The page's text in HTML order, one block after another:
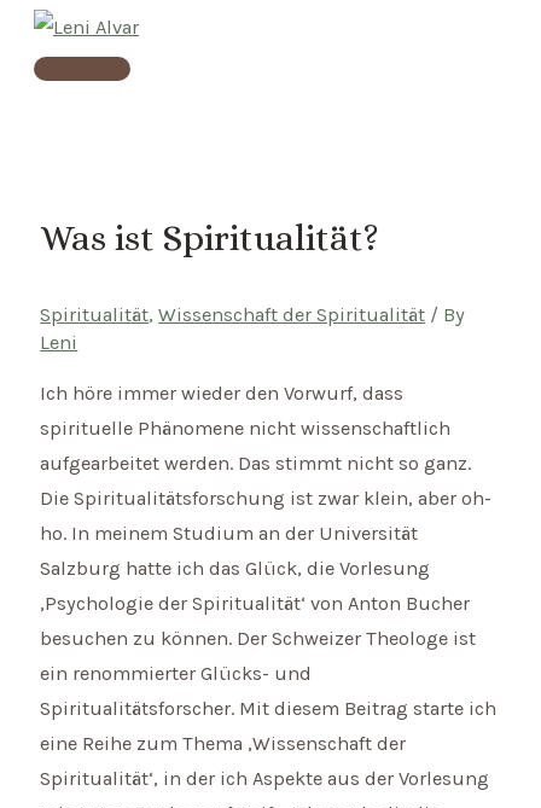
Skip
Main
Was ist Spiritualität?
Spiritualität,Wissenschaft der Spiritualität / By
Leni
Ich höre immer wieder den Vorwurf, dass
spirituelle Phänomene nicht wissenschaftlich
aufgearbeitet werden. Das stimmt nicht so ganz.
Die Spiritualitätsforschung ist zwar klein, aber oh-
ho. In meinem Studium an der Universität
Salzburg hatte ich das Glück, die Vorlesung
‚Psychologie der Spiritualität‘ von Anton Bucher
besuchen zu können. Der Schweizer Theologe ist
ein renommierter Glücks- und
Spiritualitätsforscher. Mit diesem Beitrag starte ich
eine Reihe zum Thema ‚Wissenschaft der
Spiritualität‘, in der ich Aspekte aus der Vorlesung